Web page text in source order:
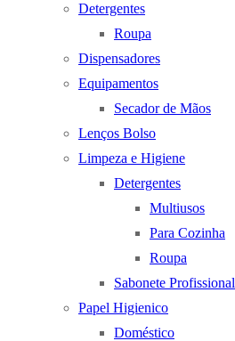
Detergentes
Roupa
Dispensadores
Equipamentos
Secador de Mãos
Lenços Bolso
Limpeza e Higiene
Detergentes
Multiusos
Para Cozinha
Roupa
Sabonete Profissional
Papel Higienico
Doméstico